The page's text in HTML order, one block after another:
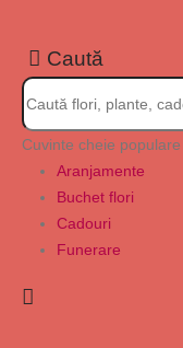
Caută
Cuvinte cheie populare
Aranjamente
Buchet flori
Cadouri
Funerare